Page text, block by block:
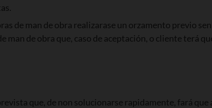
de man de obra realizarase un orzamento previo
man de obra que, caso de aceptación, o cliente terá
que, de non solucionarse rapidamente, fará que